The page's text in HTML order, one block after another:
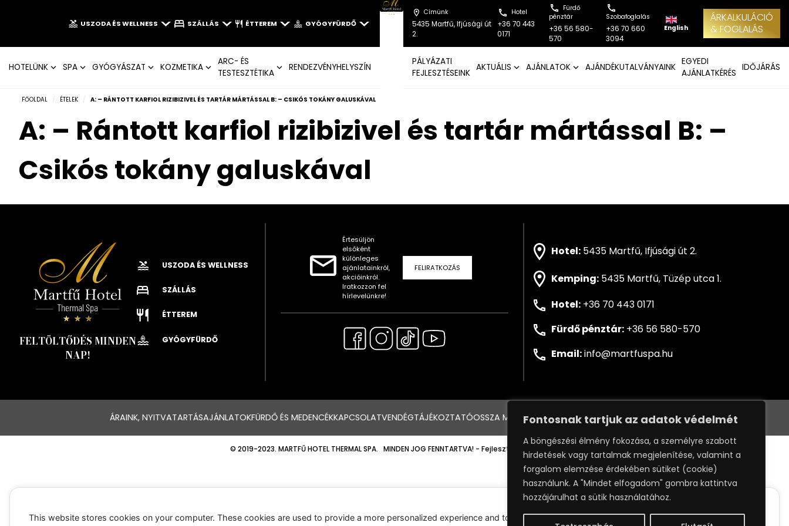
Fontosnak tartjuk az adatok védelmét
A böngészési élmény fokozása, a személyre szabott
hirdetések vagy tartalmak megjelenítése, valamint a
forgalom elemzése érdekében sütiket (cookie)
használunk. A "Mindet elfogadom" gombra kattintva
hozzájárulhat a sütik használatához.
USZODA ÉS WELLNESS SZÁLLÁS ÉTTEREM GYÓGYFÜRDŐ
HOTELÜNK SPA GYÓGYÁSZAT KOZMETIKA
ARC- ÉS
TESTESZTÉTIKA
RENDEZVÉNYHELYSZÍN
Címünk
5435 Martfű, Ifjúsági út
2.
Hotel
+36 70 443
0171
Fürdő
pénztár
+36 56 580-
570
Szobafoglalás
+36 70 660
3094
English
ÁRKALKULÁCIÓ
& FOGLALÁS
PÁLYÁZATI
FEJLESZTÉSEINK
AKTUÁLIS AJÁNLATOK AJÁNDÉKUTALVÁNYAINK
EGYEDI
AJÁNLATKÉRÉS
IDŐJÁRÁS
FŐOLDAL / ÉTELEK / A: – RÁNTOTT KARFIOL RIZIBIZIVEL ÉS TARTÁR MÁRTÁSSAL B: – CSIKÓS TOKÁNY GALUSKÁVAL
A: – Rántott karfiol rizibizivel és tartár mártással B: –
Csikós tokány galuskával
FELTÖLTŐDÉS MINDEN
NAP!
USZODA ÉS WELLNESS
SZÁLLÁS
ÉTTEREM
GYÓGYFÜRDŐ
Értesüljön
elsőként
különleges
ajánlatainkról,
akcióinkról.
Iratkozzon fel
hírlevelünkre!
FELIRATKOZÁS
Hotel: 5435 Martfű, Ifjúsági út 2.
Kemping: 5435 Martfű, Tüzép utca 1.
Hotel: +36 70 443 0171
Fürdő pénztár: +36 56 580-570
Email:info@martfuspa.hu
ÁRAINK, NYITVATARTÁSAJÁNLATOKFÜRDŐ ÉS MEDENCÉKKAPCSOLATVENDÉGTÁJÉKOZTATÓOSSZA MEG VÉLEMÉNYÉTADATKEZELÉSI SZABÁLYZAT
© 2019-2023. MARTFŰ HOTEL THERMAL SPA. MINDEN JOG FENNTARTVA! - Fejlesztette: WEBPRO
This website stores cookies on your computer. These cookies are used to provide a more personalized experience and to track your whereabouts around